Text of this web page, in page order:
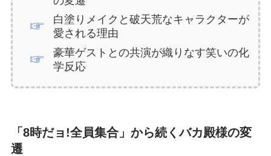
白塗りメイクと破天荒なキャラクターが
愛される理由
豪華ゲストとの共演が織りなす笑いの化
学反応
「8時だョ!全員集合」から続くバカ殿様の変
遷